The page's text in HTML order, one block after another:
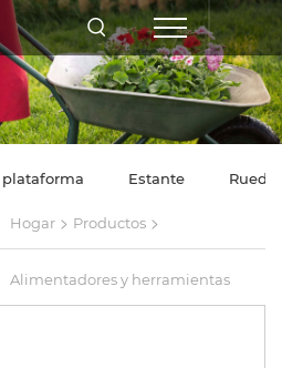
plataforma Estante Rueda
Hogar> Productos>
Alimentadores y herramientas